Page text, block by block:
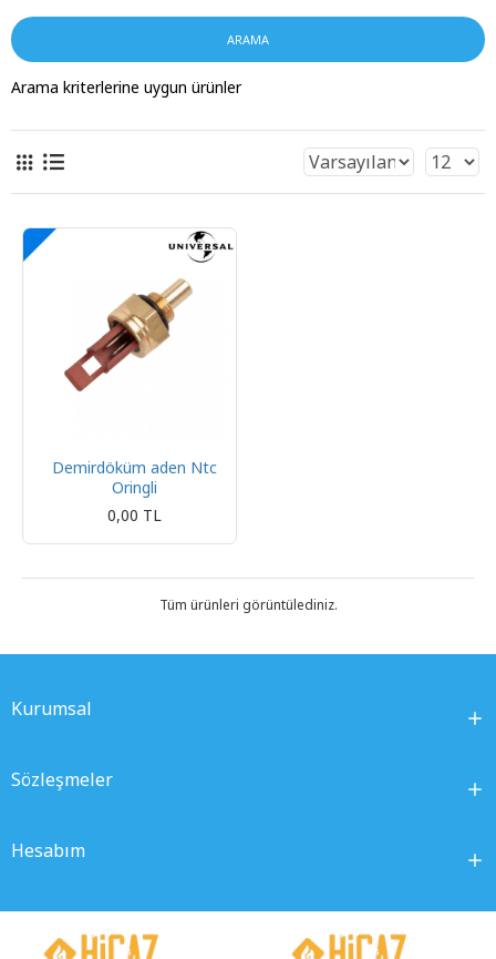
ARAMA
Arama kriterlerine uygun ürünler
Demirdöküm aden Ntc
Oringli
0,00 TL
Tüm ürünleri görüntülediniz.
Kurumsal
Sözleşmeler
Hesabım